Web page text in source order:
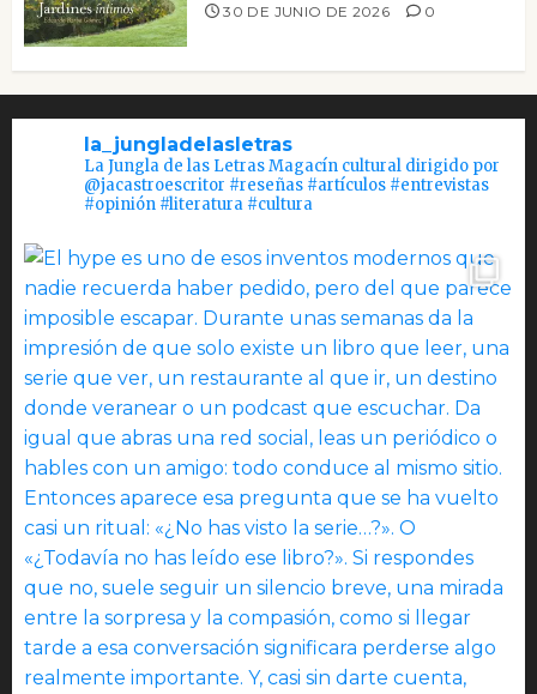
30 DE JUNIO DE 2026 0
la_jungladelasletras
La Jungla de las Letras Magacín cultural dirigido por
@jacastroescritor #reseñas #artículos #entrevistas
#opinión #literatura #cultura